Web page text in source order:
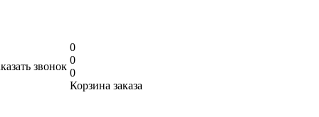
звонок
0
0
0
Корзина заказа